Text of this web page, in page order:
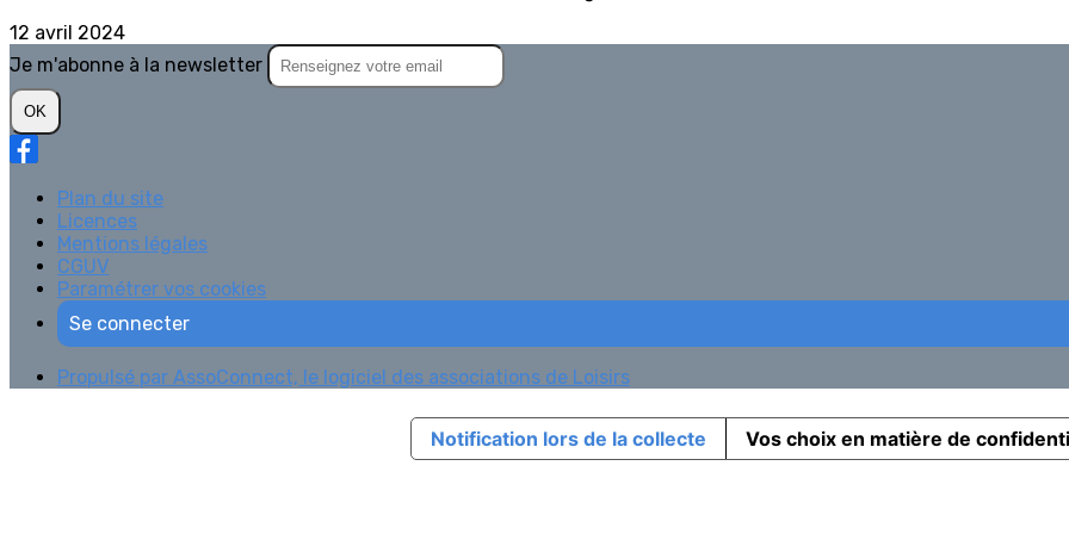
12 avril 2024
Je m'abonne à la newsletter
OK
Plan du site
Licences
Mentions légales
CGUV
Paramétrer vos cookies
Se connecter
Propulsé par AssoConnect, le logiciel des associations de Loisirs
Notification lors de la collecte Vos choix en matière de